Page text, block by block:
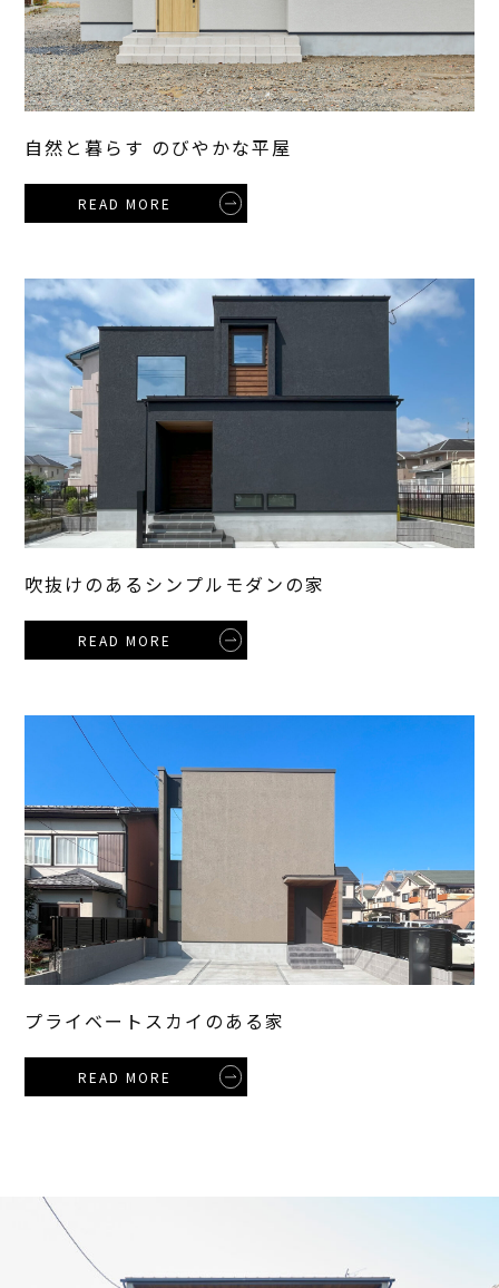
自然と暮らす のびやかな平屋
READ MORE
吹抜けのあるシンプルモダンの家
READ MORE
プライベートスカイのある家
READ MORE